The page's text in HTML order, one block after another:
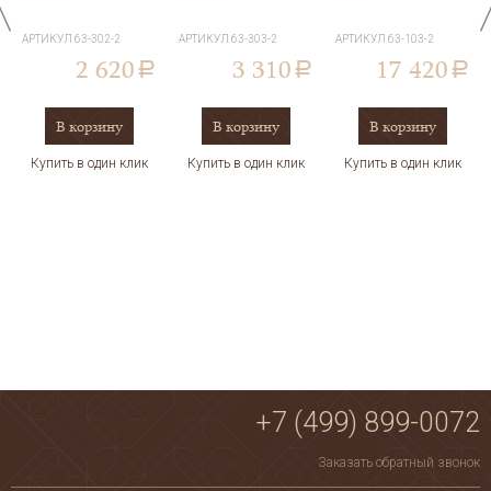
АРТИКУЛ 63-302-2
2 620 a
В корзину
Купить в один клик
АРТИКУЛ 63-303-2
3 310 a
В корзину
Купить в один клик
АРТИКУЛ 63-103-2
17 420 a
В корзину
Купить в один клик
+7 (499) 899-0072
Заказать обратный звонок